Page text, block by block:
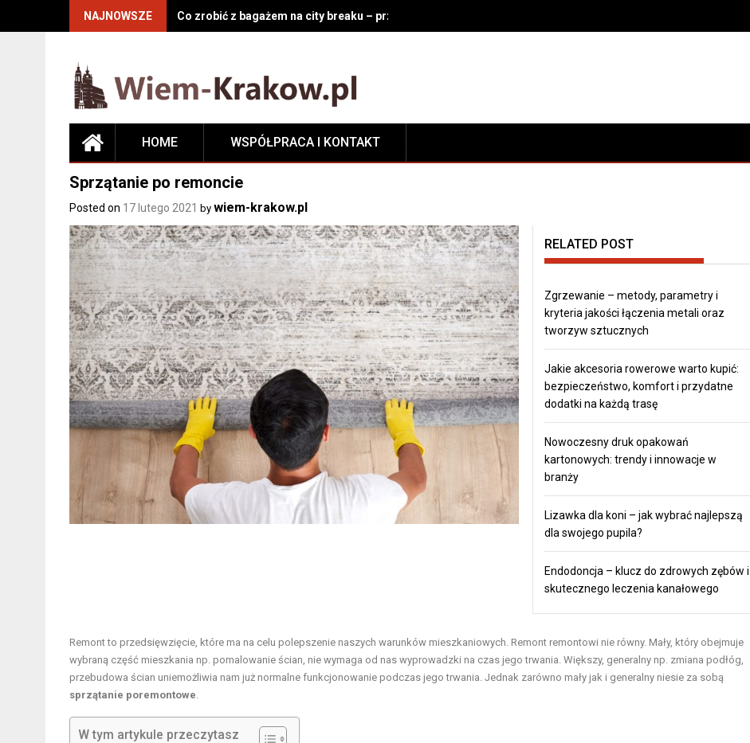
NAJNOWSZE Co zrobić z bagażem na city breaku – przechowalnia na lotnisku, dworcu, w hotelu i na miejscu
HOME WSPÓŁPRACA I KONTAKT
Sprzątanie po remoncie
Posted on 17 lutego 2021 by wiem-krakow.pl
RELATED POST
Zgrzewanie – metody, parametry i
kryteria jakości łączenia metali oraz
tworzyw sztucznych
Jakie akcesoria rowerowe warto kupić:
bezpieczeństwo, komfort i przydatne
dodatki na każdą trasę
Nowoczesny druk opakowań
kartonowych: trendy i innowacje w
branży
Lizawka dla koni – jak wybrać najlepszą
dla swojego pupila?
Endodoncja – klucz do zdrowych zębów i
skutecznego leczenia kanałowego
Remont to przedsięwzięcie, które ma na celu polepszenie naszych warunków mieszkaniowych. Remont remontowi nie równy. Mały, który obejmuje
wybraną część mieszkania np. pomalowanie ścian, nie wymaga od nas wyprowadzki na czas jego trwania. Większy, generalny np. zmiana podłóg,
przebudowa ścian uniemożliwia nam już normalne funkcjonowanie podczas jego trwania. Jednak zarówno mały jak i generalny niesie za sobą
sprzątanie poremontowe
W tym artykule przeczytasz